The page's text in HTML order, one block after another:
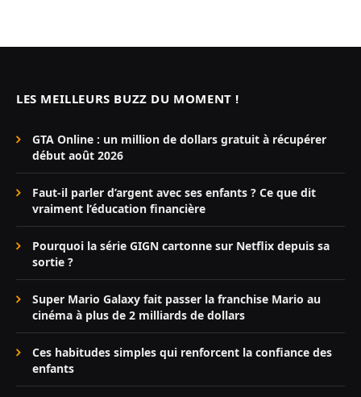
LES MEILLEURS BUZZ DU MOMENT !
GTA Online : un million de dollars gratuit à récupérer
début août 2026
Faut-il parler d’argent avec ses enfants ? Ce que dit
vraiment l’éducation financière
Pourquoi la série GIGN cartonne sur Netflix depuis sa
sortie ?
Super Mario Galaxy fait passer la franchise Mario au
cinéma à plus de 2 milliards de dollars
Ces habitudes simples qui renforcent la confiance des
enfants